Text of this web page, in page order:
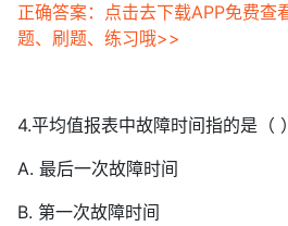
正确答案：点击去下载APP免费查
题、刷题、练习哦>>
4.平均值报表中故障时间指的是（
A. 最后一次故障时间
B. 第一次故障时间